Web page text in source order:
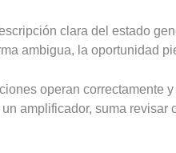
clara del estado
ambigua, la oportunidad
operan correctamente
amplificador, suma revisar